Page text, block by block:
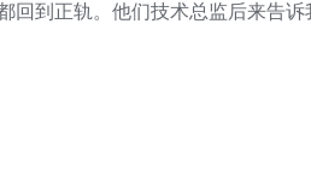
到正轨。他们技术总监后来告诉